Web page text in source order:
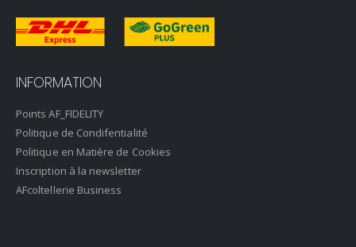
INFORMATION
Points AF_FIDELITY
Politique de Condifentialité
Politique en Matière de Cookies
Inscription à la newsletter
AFcoltellerie Business